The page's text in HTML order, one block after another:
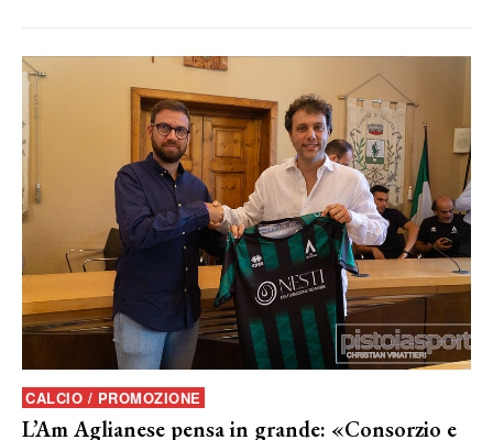
CALCIO / PROMOZIONE
L’Am Aglianese pensa in grande: «Consorzio e